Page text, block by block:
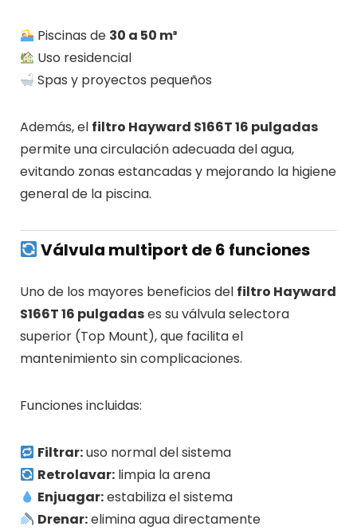
Piscinas de 30 a 50 m³
Uso residencial
Spas y proyectos pequeños
Además, el filtro Hayward S166T 16 pulgadas
permite una circulación adecuada del agua,
evitando zonas estancadas y mejorando la higiene
general de la piscina.
Válvula multiport de 6 funciones
Uno de los mayores beneficios del filtro Hayward
S166T 16 pulgadases su válvula selectora
superior (Top Mount), que facilita el
mantenimiento sin complicaciones.
Funciones incluidas:
Filtrar:uso normal del sistema
Retrolavar:limpia la arena
Enjuagar:estabiliza el sistema
Drenar:elimina agua directamente